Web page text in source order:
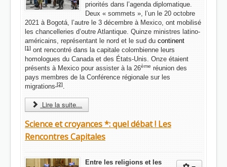
priorités dans l’agenda diplomatique.
Deux « sommets », l’un le 20 octobre
2021 à Bogotá, l’autre le 3 décembre à Mexico, ont mobilisé
les chancelleries d’outre Atlantique. Quinze ministres latino-
américains, représentant le nord et le sud du continent
[1] ont rencontré dans la capitale colombienne leurs
homologues du Canada et des États-Unis. Onze étaient
présents à Mexico pour assister à la 26ème réunion des
pays membres de la Conférence régionale sur les
migrations [2].
Lire la suite...
Science et croyances *: quel débat ! Les
Rencontres Capitales
Entre les religions et les